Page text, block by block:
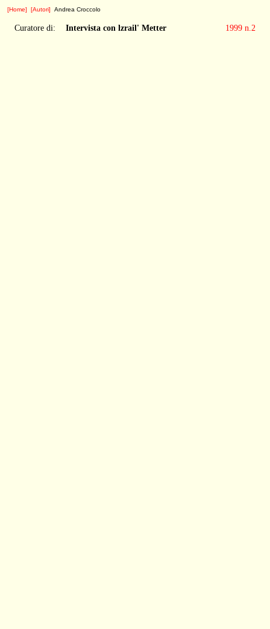
[Home] [Autori] Andrea Croccolo
Curatore di: Intervista con lzrail' Metter 1999 n.2